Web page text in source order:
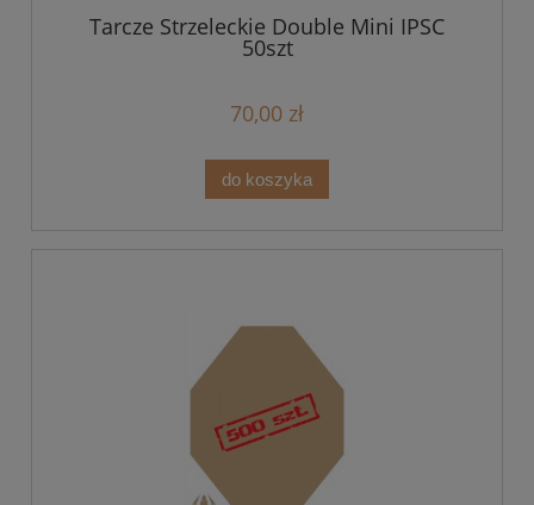
Tarcze Strzeleckie Double Mini IPSC
50szt
70,00 zł
do koszyka